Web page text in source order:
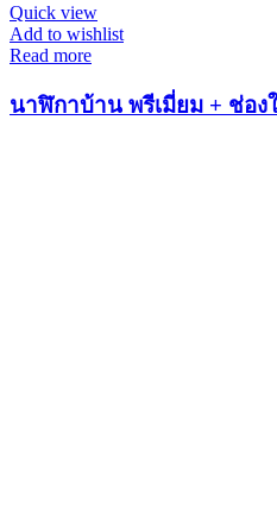
Quick view
Add to wishlist
Read more
นาฬิกาบ้าน พรีเมี่ยม + ช่อ